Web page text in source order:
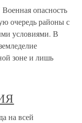
опасность
очередь районы с
условиями. В
зоне и лишь
на всей